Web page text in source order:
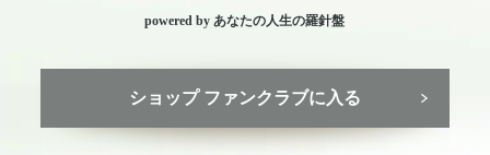
powered by あなたの人生の羅針盤
ショップ ファンクラブに入る